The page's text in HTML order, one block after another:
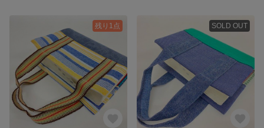
残り1点 SOLD OUT